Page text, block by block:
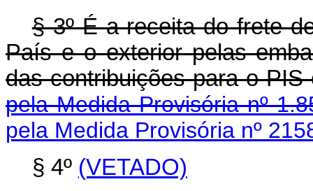
§ 3º É a receita do frete
País e o exterior pelas
das contribuições
pela Medida Provisória nº
pela Medida Provisória nº
§ 4º (VETADO)